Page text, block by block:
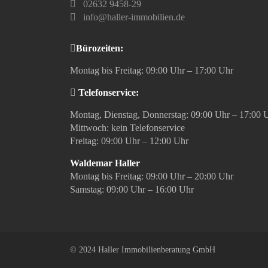
02632 9458-29
info@haller-immobilien.de
Bürozeiten:
Montag bis Freitag: 09:00 Uhr – 17:00 Uhr
Telefonservice:
Montag, Dienstag, Donnerstag: 09:00 Uhr – 17:00
Mittwoch: kein Telefonservice
Freitag: 09:00 Uhr – 12:00 Uhr
Waldemar Haller
Montag bis Freitag: 09:00 Uhr – 20:00 Uhr
Samstag: 09:00 Uhr – 16:00 Uhr
© 2024 Haller Immobilienberatung GmbH